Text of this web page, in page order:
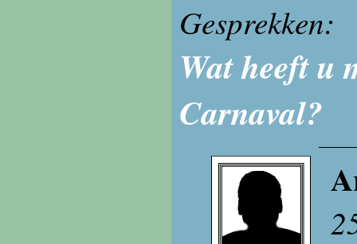
Gesprekken:
Wat heeft u
Carnaval?